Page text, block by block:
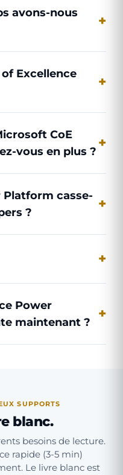
avons-nous
Excellence
CoE
vous en plus ?
Platform casse-
?
Power
maintenant ?
SUPPORTS
blanc.
besoins de lecture.
rapide (3-5 min)
Le livre blanc est